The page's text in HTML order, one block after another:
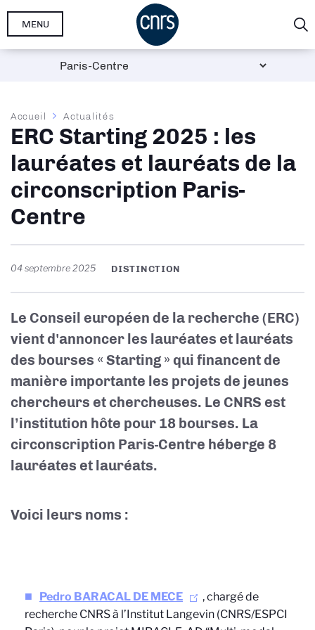
Aller
MENU
Fil
d'Ariane
Accueil Actualités
ERC Starting 2025 : les
lauréates et lauréats de la
circonscription Paris-
Centre
04 septembre 2025 DISTINCTION
Le Conseil européen de la recherche (ERC)
vient d'annoncer les lauréates et lauréats
des bourses « Starting » qui financent de
manière importante les projets de jeunes
chercheurs et chercheuses. Le CNRS est
l’institution hôte pour 18 bourses. La
circonscription Paris-Centre héberge 8
lauréates et lauréats.
Voici leurs noms :
Pedro BARACAL DE MECE
, chargé de
recherche CNRS à l’Institut Langevin (CNRS/ESPCI